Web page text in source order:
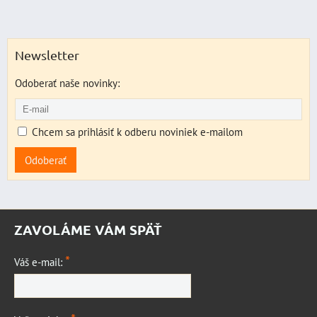
Newsletter
Odoberať naše novinky:
Chcem sa prihlásiť k odberu noviniek e-mailom
Odoberať
ZAVOLÁME VÁM SPÄŤ
Váš e-mail: *